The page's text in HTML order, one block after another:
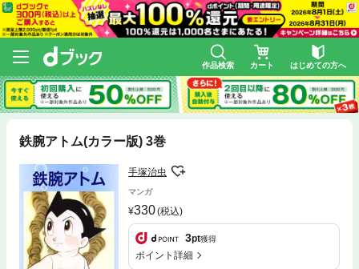
作品検索 カート はじめての方へ
鉄腕アトム(カラー版) 3巻
手塚治虫
マンガ
330(税込)
3pt獲得
ポイント詳細